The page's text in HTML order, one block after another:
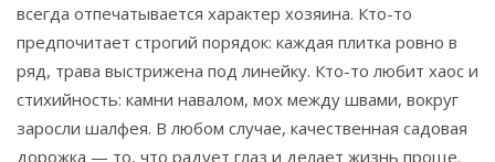
всегда отпечатывается характер хозяина. Кто-то
предпочитает строгий порядок: каждая плитка ровно в
ряд, трава выстрижена под линейку. Кто-то любит хаос и
стихийность: камни навалом, мох между швами, вокруг
заросли шалфея. В любом случае, качественная садовая
дорожка — то, что радует глаз и делает жизнь проще.